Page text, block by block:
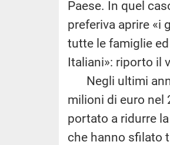
Paese. In quel
preferiva aprire «i
tutte le famiglie
Italiani»: riporto il
Negli ultimi anni
milioni di euro nel
portato a ridurre
che hanno sfilato